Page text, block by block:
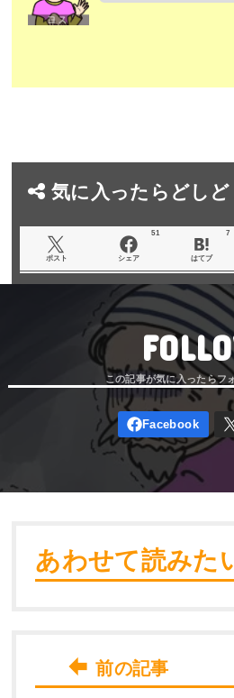
気に入ったらどし
ポスト シェア
51
はてブ
7
あわせて読みた